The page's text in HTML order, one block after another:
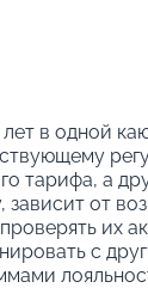
в одной
тарифа, а
от
их
с